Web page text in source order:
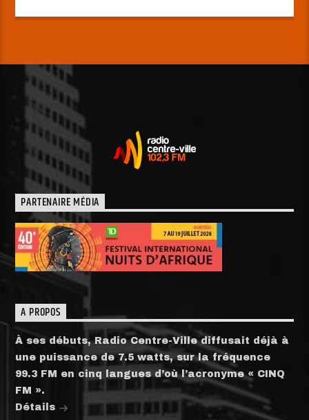
PARTENAIRE MÉDIA
A PROPOS
À ses débuts, Radio Centre-Ville diffusait déjà à
une puissance de 7.5 watts, sur la fréquence
99.3 FM en cinq langues d’où l’acronyme « CINQ
FM ».
Détails